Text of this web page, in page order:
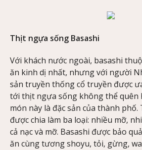
Thịt ngựa sống Basashi
Với khách nước ngoài, basashi
ăn kinh dị nhất, nhưng với người
sản truyền thống cổ truyền được
tới thịt ngựa sống không thể quên
món này là đặc sản của thành
được chia làm ba loại: nhiều mỡ,
cả nạc và mỡ. Basashi được bảo
ăn cùng tương shoyu, tỏi, gừng,